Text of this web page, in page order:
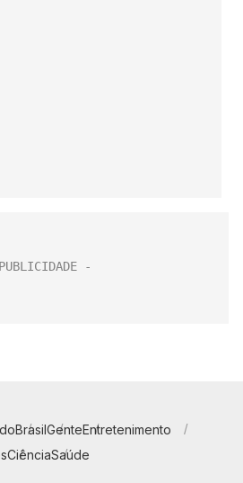
BrasilGenteEntretenimento
CiênciaSaúde